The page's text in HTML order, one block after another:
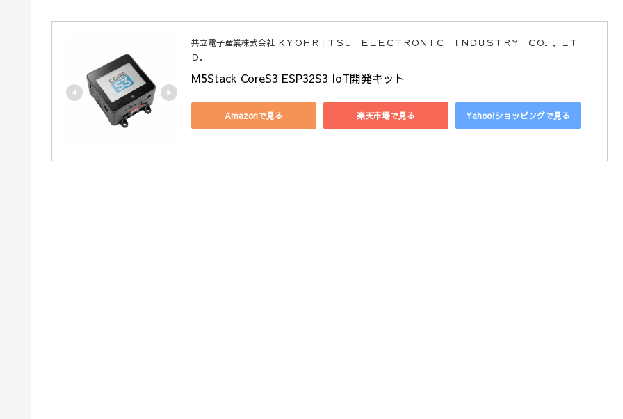
共立電子産業株式会社 ＫＹＯＨＲＩＴＳＵ ＥＬＥＣＴＲＯＮＩＣ ＩＮＤＵＳＴＲＹ ＣＯ．，ＬＴ
Ｄ．
M5Stack CoreS3 ESP32S3 IoT開発キット
Amazonで見る 楽天市場で見る Yahoo!ショッピングで見る